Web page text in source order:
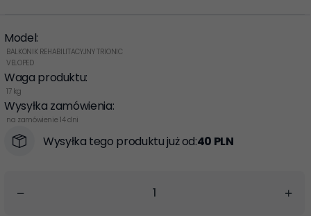
Model:
BALKONIK REHABILITACYJNY TRIONIC
VELOPED
Waga produktu:
17 kg
Wysyłka zamówienia:
na zamówienie 14 dni
Wysyłka tego produktu już od:40 PLN